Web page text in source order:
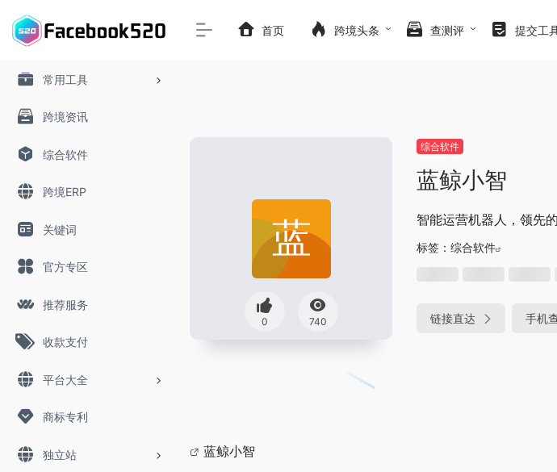
常用工具
跨境资讯
综合软件
跨境ERP
关键词
官方专区
推荐服务
收款支付
平台大全
商标专利
独立站
首页 跨境头条 查测评 提交工
0 740
综合软件
蓝鲸小智
智能运营机器人，领先
标签： 综合软件
链接直达 手机
蓝鲸小智